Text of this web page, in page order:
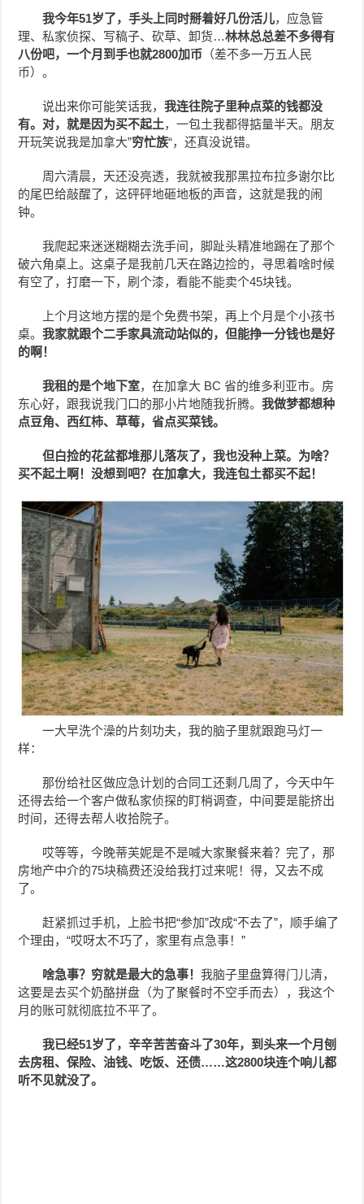
我今年51岁了，手头上同时掰着好几份活儿，应急管
理、私家侦探、写稿子、砍草、卸货…林林总总差不多得有
八份吧，一个月到手也就2800加币 （差不多一万五人民
币）。
说出来你可能笑话我，我连往院子里种点菜的钱都没
有。对，就是因为买不起土，一包土我都得掂量半天。朋友
开玩笑说我是加拿大”穷忙族“，还真没说错。
周六清晨，天还没亮透，我就被我那黑拉布拉多谢尔比
的尾巴给敲醒了，这砰砰地砸地板的声音，这就是我的闹
钟。
我爬起来迷迷糊糊去洗手间，脚趾头精准地踢在了那个
破六角桌上。这桌子是我前几天在路边捡的，寻思着啥时候
有空了，打磨一下，刷个漆，看能不能卖个45块钱。
上个月这地方摆的是个免费书架，再上个月是个小孩书
桌。我家就跟个二手家具流动站似的，但能挣一分钱也是好
的啊！
我租的是个地下室，在加拿大 BC 省的维多利亚市。房
东心好，跟我说我门口的那小片地随我折腾。我做梦都想种
点豆角、西红柿、草莓，省点买菜钱。
但白捡的花盆都堆那儿落灰了，我也没种上菜。为啥？
买不起土啊！没想到吧？在加拿大，我连包土都买不起！
一大早洗个澡的片刻功夫，我的脑子里就跟跑马灯一
样：
那份给社区做应急计划的合同工还剩几周了，今天中午
还得去给一个客户做私家侦探的盯梢调查，中间要是能挤出
时间，还得去帮人收拾院子。
哎等等，今晚蒂芙妮是不是喊大家聚餐来着？完了，那
房地产中介的75块稿费还没给我打过来呢！得，又去不成
了。
赶紧抓过手机，上脸书把“参加”改成“不去了”，顺手编了
个理由，“哎呀太不巧了，家里有点急事！”
啥急事？穷就是最大的急事！我脑子里盘算得门儿清，
这要是去买个奶酪拼盘（为了聚餐时不空手而去），我这个
月的账可就彻底拉不平了。
我已经51岁了，辛辛苦苦奋斗了30年，到头来一个月刨
去房租、保险、油钱、吃饭、还债……这2800块连个响儿都
听不见就没了。